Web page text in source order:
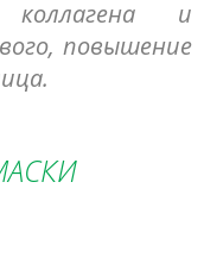
и
повышение
лица.